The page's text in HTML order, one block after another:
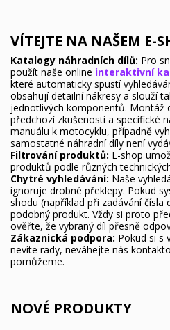
VÍTEJTE NA NAŠEM E-
Katalogy náhradních dílů: Pro
použít naše online interaktivní
které automaticky spustí
obsahují detailní nákresy a slouží
jednotlivých komponentů. Montáž
předchozí zkušenosti a specifické
manuálu k motocyklu, případně
samostatné náhradní díly není
Filtrování produktů: E-shop
produktů podle různých
Chytré vyhledávání: Naše
ignoruje drobné překlepy. Pokud
shodu (například při zadávání čísla
podobný produkt. Vždy si proto
ověřte, že vybraný díl přesně
Zákaznická podpora: Pokud si s
nevíte rady, neváhejte nás
pomůžeme.
NOVÉ PRODUKTY